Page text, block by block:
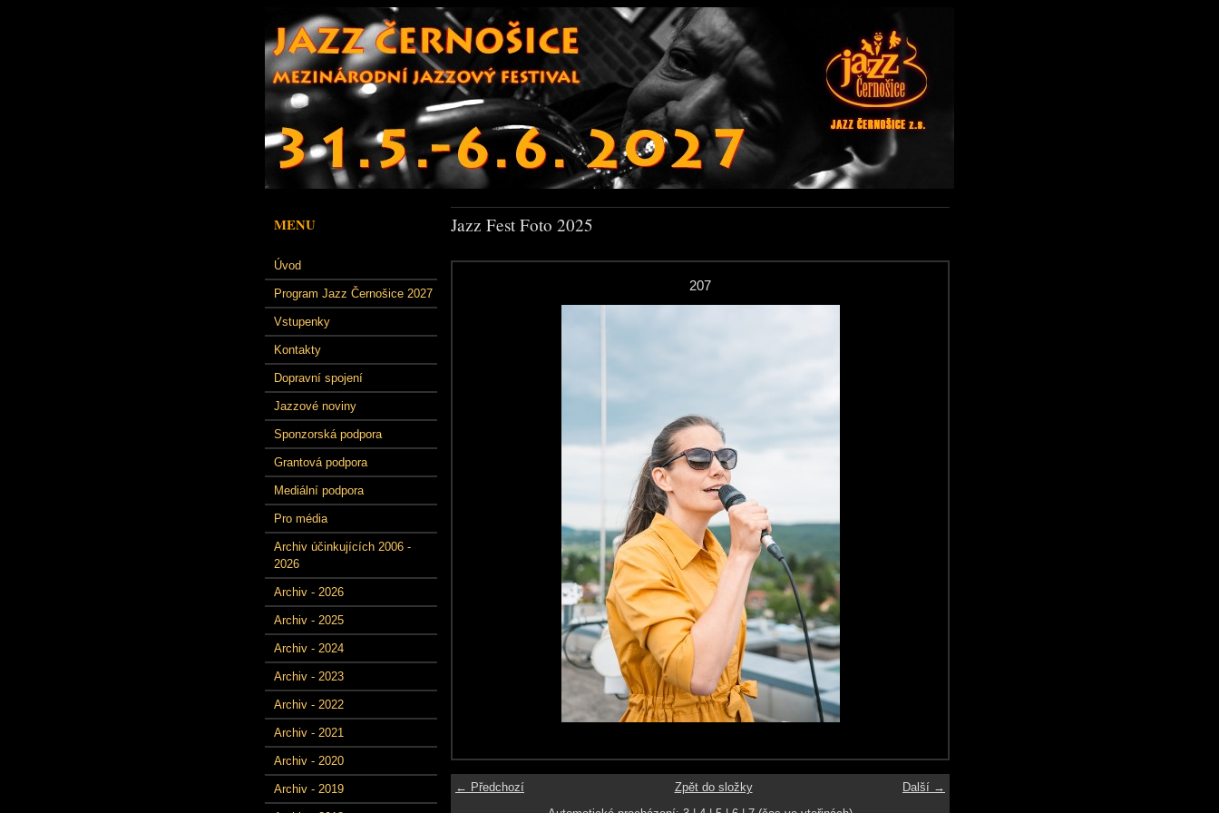
MENU
Úvod
Program Jazz Černošice 2027
Vstupenky
Kontakty
Dopravní spojení
Jazzové noviny
Sponzorská podpora
Grantová podpora
Mediální podpora
Pro média
Archiv účinkujících 2006 -
2026
Archiv - 2026
Archiv - 2025
Archiv - 2024
Archiv - 2023
Archiv - 2022
Archiv - 2021
Archiv - 2020
Archiv - 2019
Jazz Fest Foto 2025
207
← Předchozí Další →
Zpět do složky